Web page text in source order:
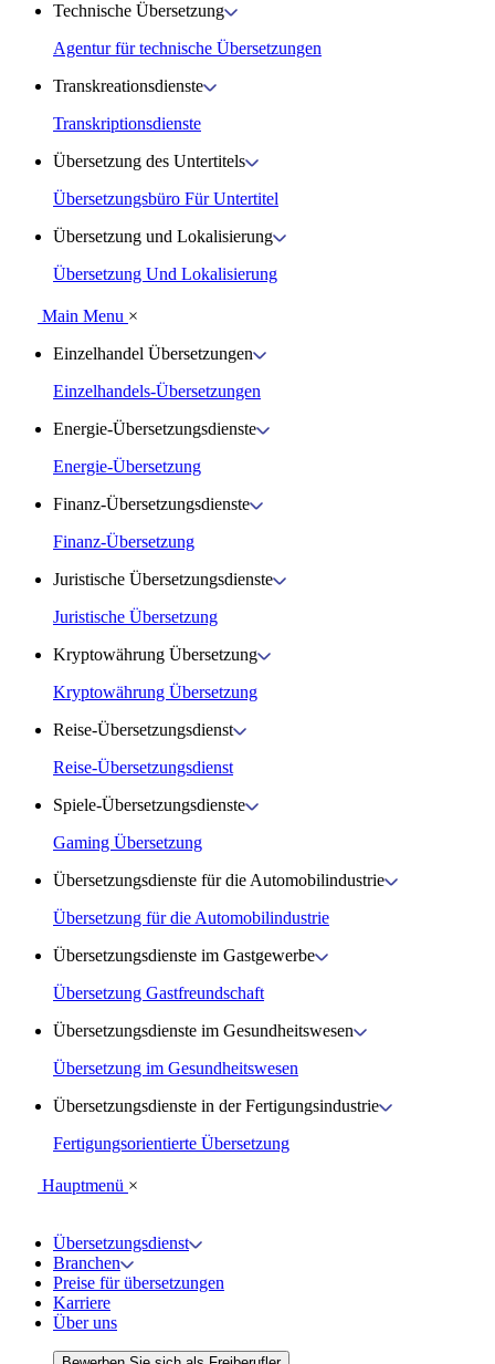
Technische Übersetzung
Agentur für technische Übersetzungen
Transkreationsdienste
Transkriptionsdienste
Übersetzung des Untertitels
Übersetzungsbüro Für Untertitel
Übersetzung und Lokalisierung
Übersetzung Und Lokalisierung
Main Menu ×
Einzelhandel Übersetzungen
Einzelhandels-Übersetzungen
Energie-Übersetzungsdienste
Energie-Übersetzung
Finanz-Übersetzungsdienste
Finanz-Übersetzung
Juristische Übersetzungsdienste
Juristische Übersetzung
Kryptowährung Übersetzung
Kryptowährung Übersetzung
Reise-Übersetzungsdienst
Reise-Übersetzungsdienst
Spiele-Übersetzungsdienste
Gaming Übersetzung
Übersetzungsdienste für die Automobilindustrie
Übersetzung für die Automobilindustrie
Übersetzungsdienste im Gastgewerbe
Übersetzung Gastfreundschaft
Übersetzungsdienste im Gesundheitswesen
Übersetzung im Gesundheitswesen
Übersetzungsdienste in der Fertigungsindustrie
Fertigungsorientierte Übersetzung
Hauptmenü ×
Übersetzungsdienst
Branchen
Preise für übersetzungen
Karriere
Über uns